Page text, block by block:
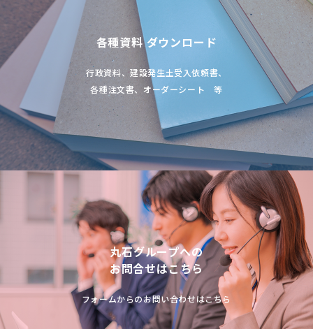
各種資料 ダウンロード
行政資料、建設発生土受入依頼書、
各種注文書、オーダーシート 等
丸石グループへの
お問合せはこちら
フォームからのお問い合わせはこちら